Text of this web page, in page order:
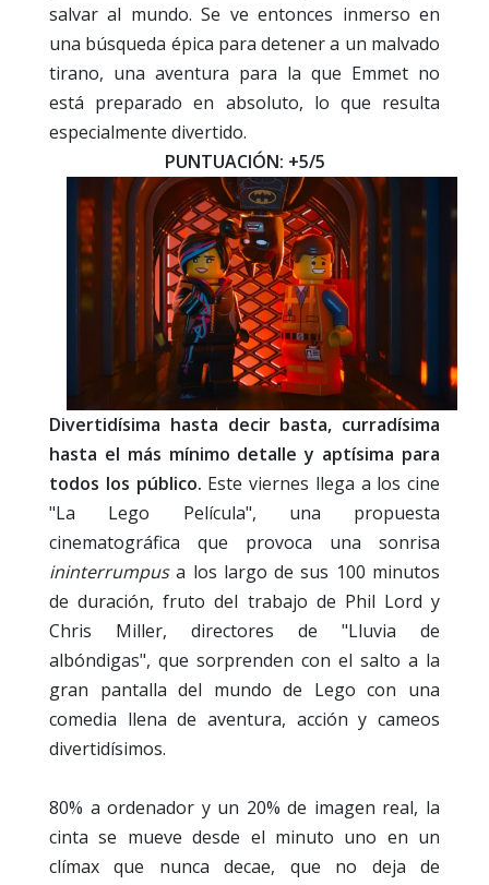
salvar al mundo. Se ve entonces inmerso en
una búsqueda épica para detener a un malvado
tirano, una aventura para la que Emmet no
está preparado en absoluto, lo que resulta
especialmente divertido.
PUNTUACIÓN: +5/5
Divertidísima hasta decir basta, curradísima
hasta el más mínimo detalle y aptísima para
todos los público. Este viernes llega a los cine
"La Lego Película", una propuesta
cinematográfica que provoca una sonrisa
ininterrumpusa los largo de sus 100 minutos
de duración, fruto del trabajo de Phil Lord y
Chris Miller, directores de "Lluvia de
albóndigas", que sorprenden con el salto a la
gran pantalla del mundo de Lego con una
comedia llena de aventura, acción y cameos
divertidísimos.
80% a ordenador y un 20% de imagen real, la
cinta se mueve desde el minuto uno en un
clímax que nunca decae, que no deja de